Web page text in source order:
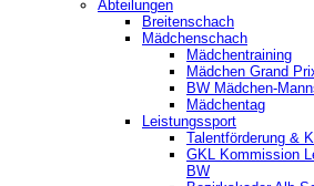
Abteilungen
Breitenschach
Mädchenschach
Mädchentraining
Mädchen Grand
BW Mädchen-
Mädchentag
Leistungssport
Talentförderung &
GKL Kommission
BW